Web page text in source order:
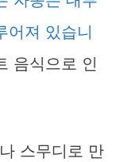
어져 있습니
음식으로 인
스무디로 만